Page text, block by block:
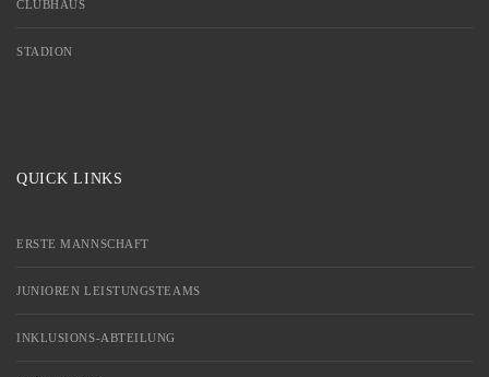
CLUBHAUS
STADION
QUICK LINKS
ERSTE MANNSCHAFT
JUNIOREN LEISTUNGSTEAMS
INKLUSIONS-ABTEILUNG